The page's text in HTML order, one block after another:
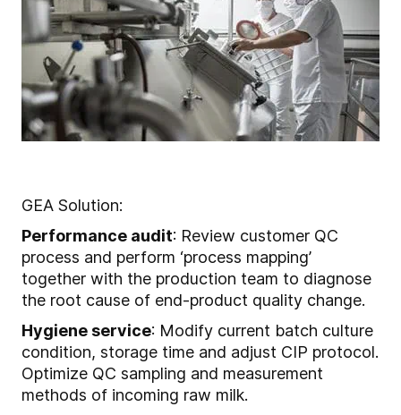
GEA Solution:
Performance audit: Review customer QC
process and perform ‘process mapping’
together with the production team to diagnose
the root cause of end-product quality change.
Hygiene service: Modify current batch culture
condition, storage time and adjust CIP protocol.
Optimize QC sampling and measurement
methods of incoming raw milk.